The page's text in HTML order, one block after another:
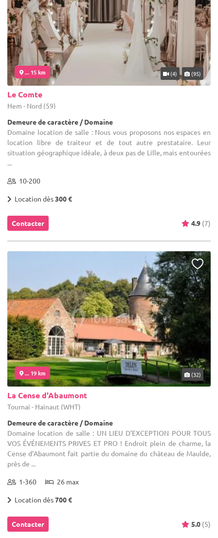
... 15 km (4) (95)
Le Comte
Hem - Nord (59)
Demeure de caractère / Domaine
Domaine location de salle : Nous vous proposons nos espaces en
location libre de traiteur et de tout autre prestataire. Leur
situation géographique idéale, à deux pas de Lille, mais entourées
...
10-200
Location dès300 €
Contacter 4.9 (7)
... 19 km (32)
La Cense d'Abaumont
Tournai - Hainaut (WHT)
Demeure de caractère / Domaine
Domaine location de salle : UN LIEU D’EXCEPTION POUR TOUS
VOS ÉVÉNEMENTS PRIVES ET PRO ! Endroit plein de charme, la
Cense d’Abaumont fait partie du domaine du château de Maulde,
près de ...
1-360 26 max
Location dès700 €
Contacter 5.0 (5)